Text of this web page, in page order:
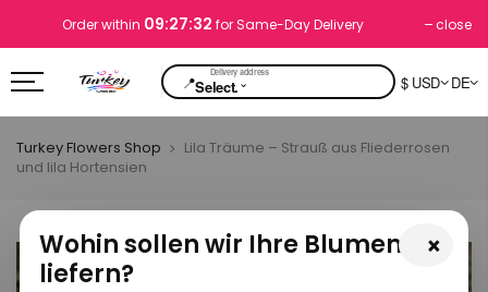
Order within 09:27:32 for Same-Day Delivery close
📍Select.⌄ $ USD DE
×
Wohin sollen wir Ihre Blumen
liefern?
Turkey Flowers Shop
Lila Träume – Strauß aus Fliederrosen
und lila Hortensien